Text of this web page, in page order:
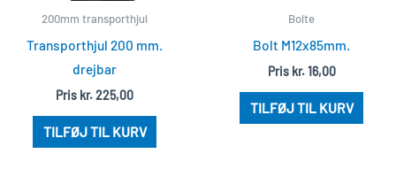
200mm transporthjul
Transporthjul 200 mm.
drejbar
Pris kr.225,00
TILFØJ TIL KURV
Bolte
Bolt M12x85mm.
Pris kr.16,00
TILFØJ TIL KURV